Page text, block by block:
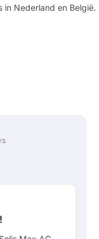
Nederland en België.